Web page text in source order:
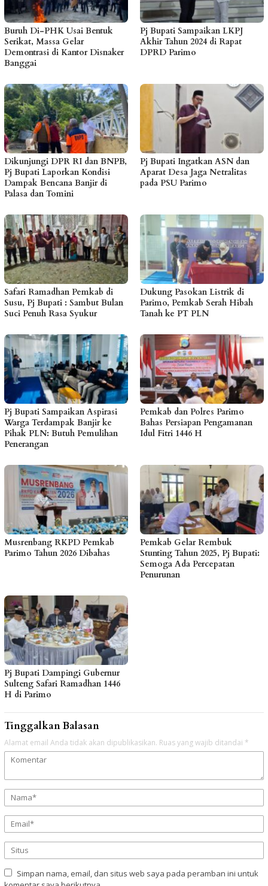
Buruh Di-PHK Usai Bentuk
Serikat, Massa Gelar
Demontrasi di Kantor Disnaker
Banggai
Pj Bupati Sampaikan LKPJ
Akhir Tahun 2024 di Rapat
DPRD Parimo
Dikunjungi DPR RI dan BNPB,
Pj Bupati Laporkan Kondisi
Dampak Bencana Banjir di
Palasa dan Tomini
Pj Bupati Ingatkan ASN dan
Aparat Desa Jaga Netralitas
pada PSU Parimo
Safari Ramadhan Pemkab di
Susu, Pj Bupati : Sambut Bulan
Suci Penuh Rasa Syukur
Dukung Pasokan Listrik di
Parimo, Pemkab Serah Hibah
Tanah ke PT PLN
Pj Bupati Sampaikan Aspirasi
Warga Terdampak Banjir ke
Pihak PLN: Butuh Pemulihan
Penerangan
Pemkab dan Polres Parimo
Bahas Persiapan Pengamanan
Idul Fitri 1446 H
Musrenbang RKPD Pemkab
Parimo Tahun 2026 Dibahas
Pemkab Gelar Rembuk
Stunting Tahun 2025, Pj Bupati:
Semoga Ada Percepatan
Penurunan
Pj Bupati Dampingi Gubernur
Sulteng Safari Ramadhan 1446
H di Parimo
Tinggalkan Balasan
Alamat email Anda tidak akan dipublikasikan. Ruas yang wajib ditandai *
Simpan nama, email, dan situs web saya pada peramban ini untuk